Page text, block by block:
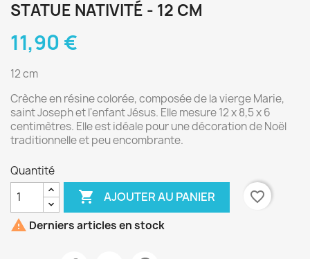
STATUE NATIVITÉ - 12 CM
11,90 €
12 cm
Crèche en résine colorée, composée de la vierge Marie,
saint Joseph et l'enfant Jésus. Elle mesure 12 x 8,5 x 6
centimètres. Elle est idéale pour une décoration de Noël
traditionnelle et peu encombrante.
Quantité
 AJOUTER AU PANIER
favorite_border
 Derniers articles en stock